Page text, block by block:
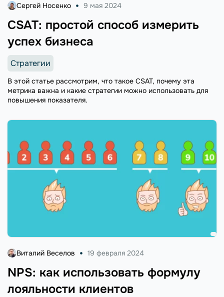
CSAT: простой способ измерить
успех бизнеса
Сергей Носенко 9 мая 2024
Стратегии
В этой статье рассмотрим, что такое CSAT, почему эта
метрика важна и какие стратегии можно использовать для
повышения показателя.
NPS: как использовать формулу
лояльности клиентов
Виталий Веселов 19 февраля 2024